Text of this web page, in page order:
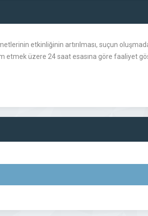
etkinliğinin artırılması, suçun
üzere 24 saat esasına göre faaliyet